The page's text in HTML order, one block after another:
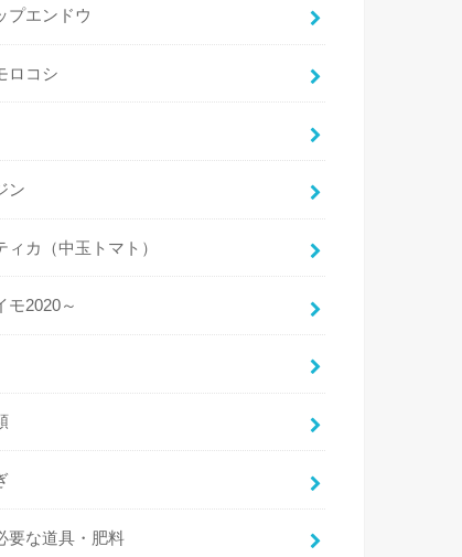
プエンドウ
ロコシ
ン
ィカ（中玉トマト）
モ2020～
要な道具・肥料